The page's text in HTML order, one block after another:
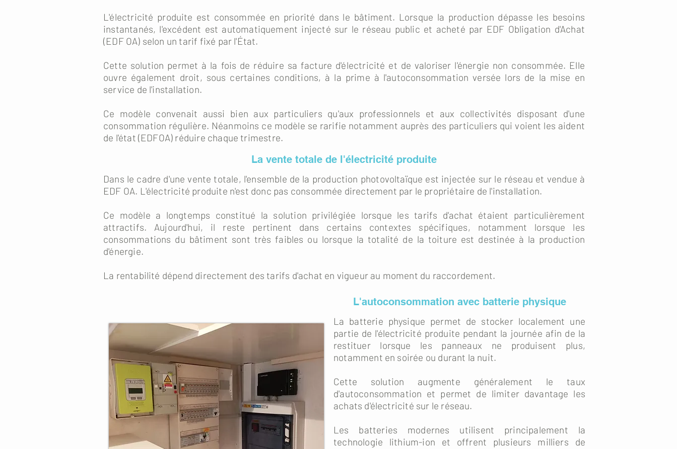
L'électricité produite est consommée en priorité dans le bâtiment. Lorsque la production dépasse les besoins
instantanés, l'excédent est automatiquement injecté sur le réseau public et acheté par EDF Obligation d'Achat
(EDF OA) selon un tarif fixé par l'État.
Cette solution permet à la fois de réduire sa facture d'électricité et de valoriser l'énergie non consommée. Elle
ouvre également droit, sous certaines conditions, à la prime à l'autoconsommation versée lors de la mise en
service de l'installation.
Ce modèle convenait aussi bien aux particuliers qu'aux professionnels et aux collectivités disposant d'une
consommation régulière. Néanmoins ce modèle se rarifie notamment auprès des particuliers qui voient les aident
de l'état (EDFOA) réduire chaque trimestre.
La vente totale de l'électricité produite
Dans le cadre d'une vente totale, l'ensemble de la production photovoltaïque est injectée sur le réseau et vendue à
EDF OA. L'électricité produite n'est donc pas consommée directement par le propriétaire de l'installation.
Ce modèle a longtemps constitué la solution privilégiée lorsque les tarifs d'achat étaient particulièrement
attractifs. Aujourd'hui, il reste pertinent dans certains contextes spécifiques, notamment lorsque les
consommations du bâtiment sont très faibles ou lorsque la totalité de la toiture est destinée à la production
d'énergie.
La rentabilité dépend directement des tarifs d'achat en vigueur au moment du raccordement.
L'autoconsommation avec batterie physique
La batterie physique permet de stocker localement une
partie de l'électricité produite pendant la journée afin de la
restituer lorsque les panneaux ne produisent plus,
notamment en soirée ou durant la nuit.
Cette solution augmente généralement le taux
d'autoconsommation et permet de limiter davantage les
achats d'électricité sur le réseau.
Les batteries modernes utilisent principalement la
technologie lithium-ion et offrent plusieurs milliers de